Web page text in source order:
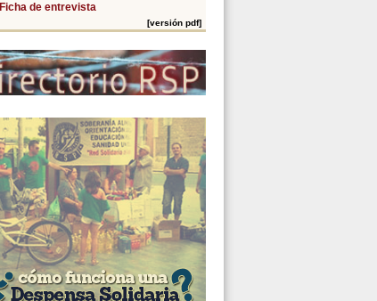
Ficha de entrevista
[versión pdf]